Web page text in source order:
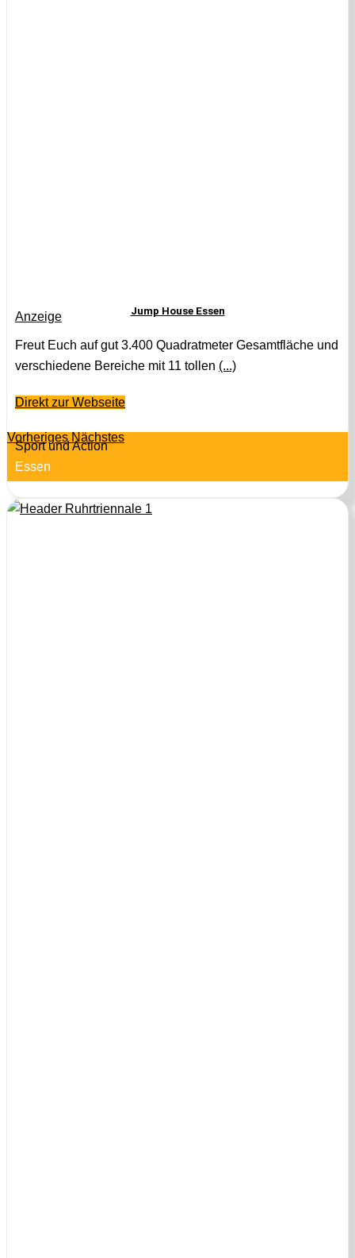
Vorheriges Nächstes
Sport und Action
Essen
Anzeige Jump House Essen
Freut Euch auf gut 3.400 Quadratmeter Gesamtfläche und
verschiedene Bereiche mit 11 tollen (...)
Direkt zur Webseite